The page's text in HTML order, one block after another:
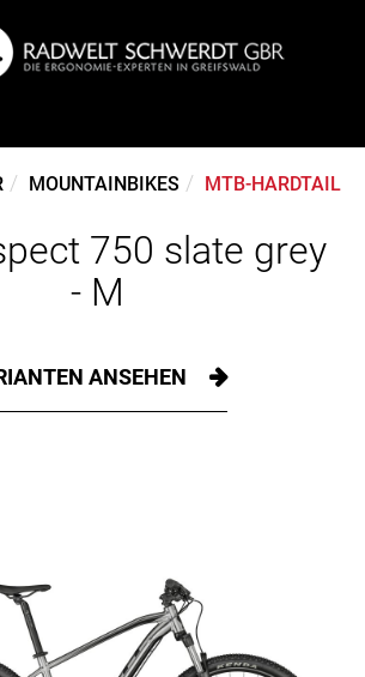
MOUNTAINBIKES MTB-HARDTAIL
750 slate grey
- M
ANSEHEN